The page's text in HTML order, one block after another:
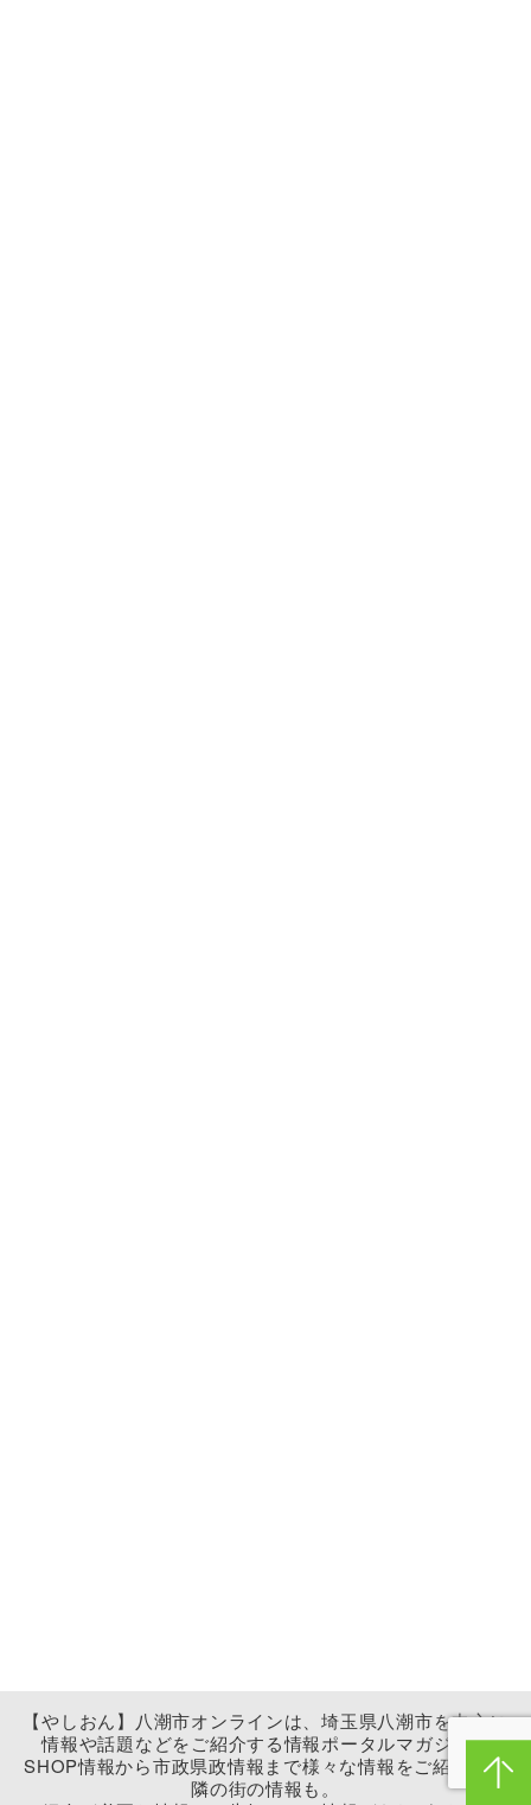
【やしおん】八潮市オンラインは、埼玉県八潮市を中心に
情報や話題などをご紹介する情報ポータルマガジン。
SHOP情報から市政県政情報まで様々な情報をご紹介。近
隣の街の情報も。